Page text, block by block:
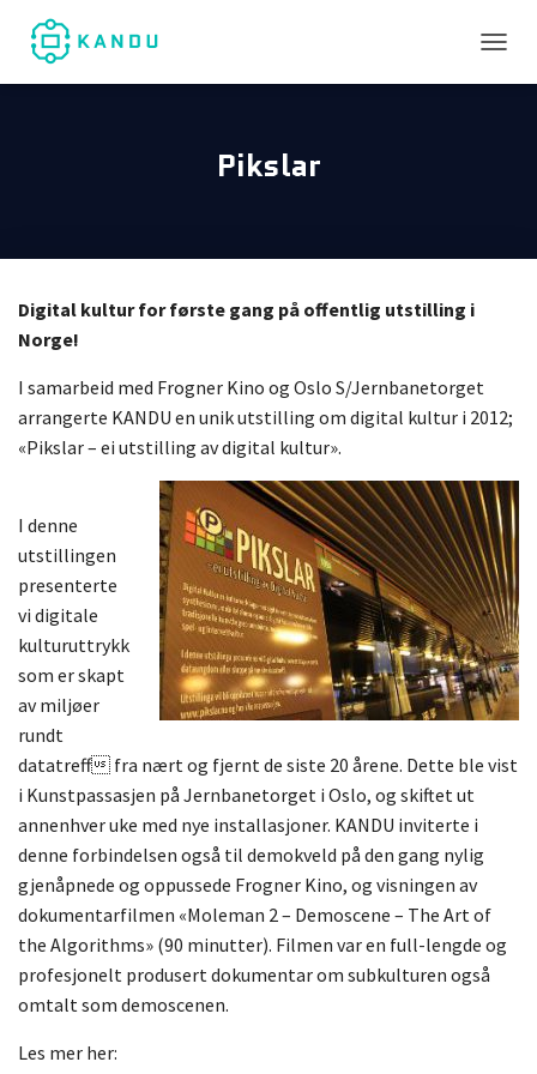
Pikslar
Digital kultur for første gang på offentlig utstilling i
Norge!
I samarbeid med Frogner Kino og Oslo S/Jernbanetorget
arrangerte KANDU en unik utstilling om digital kultur i 2012;
«Pikslar – ei utstilling av digital kultur».
I denne
utstillingen
presenterte
vi digitale
kulturuttrykk
som er skapt
av miljøer
rundt
datatreff fra nært og fjernt de siste 20 årene. Dette ble vist
i Kunstpassasjen på Jernbanetorget i Oslo, og skiftet ut
annenhver uke med nye installasjoner. KANDU inviterte i
denne forbindelsen også til demokveld på den gang nylig
gjenåpnede og oppussede Frogner Kino, og visningen av
dokumentarfilmen «Moleman 2 – Demoscene – The Art of
the Algorithms» (90 minutter). Filmen var en full-lengde og
profesjonelt produsert dokumentar om subkulturen også
omtalt som demoscenen.
Les mer her: